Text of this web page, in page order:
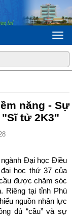
năng - Sự
tử 2K3"
Đại học Điều
học thứ 37 của
được chăm sóc
Riêng tại tỉnh Phú
nguồn nhân lực
đủ “cầu” và sự